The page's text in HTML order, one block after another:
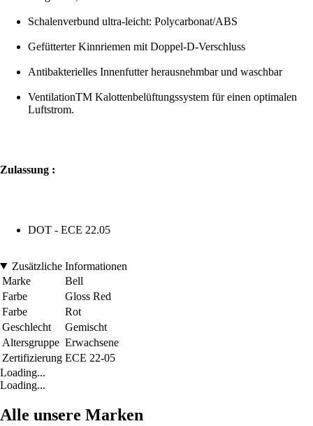
Schalenverbund ultra-leicht: Polycarbonat/ABS
Gefütterter Kinnriemen mit Doppel-D-Verschluss
Antibakterielles Innenfutter herausnehmbar und waschbar
VentilationTM Kalottenbelüftungssystem für einen optimalen
Luftstrom.
Zulassung :
DOT - ECE 22.05
Zusätzliche Informationen
Marke
Bell
Farbe
Gloss Red
Farbe
Rot
Geschlecht
Gemischt
Altersgruppe Erwachsene
Zertifizierung ECE 22-05
Loading...
Loading...
Alle unsere Marken